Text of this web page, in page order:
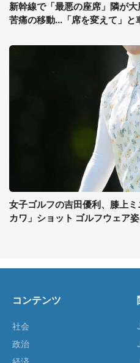
新幹線で「最悪の座席」隣が
苦痛の移動...「席を変えて」と
女子ゴルフの吉田優利、膝上
カワ」ショット ゴルフウェア
コンテンツ
社会
政治